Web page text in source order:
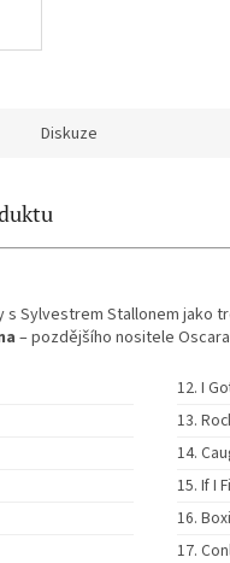
Diskuze
s Sylvestrem Stallonem jako
– pozdějšího nositele
I
If I